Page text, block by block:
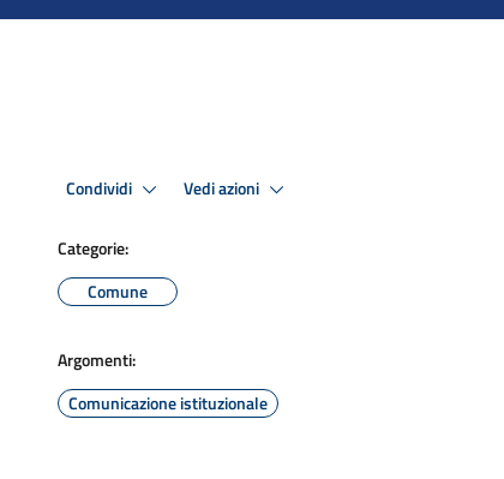
Condividi Vedi azioni
Categorie:
Comune
Argomenti:
Comunicazione istituzionale